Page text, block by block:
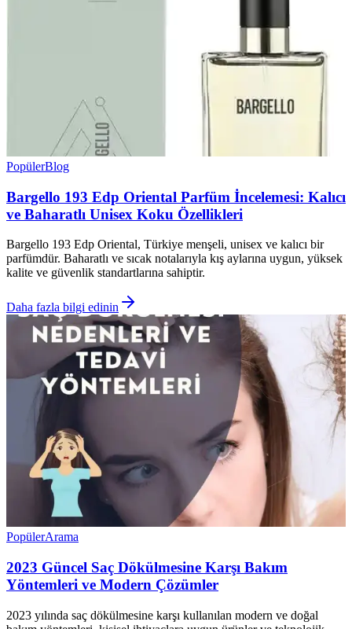
PopülerBlog
Bargello 193 Edp Oriental Parfüm İncelemesi: Kalıcı
ve Baharatlı Unisex Koku Özellikleri
Bargello 193 Edp Oriental, Türkiye menşeli, unisex ve kalıcı bir
parfümdür. Baharatlı ve sıcak notalarıyla kış aylarına uygun, yüksek
kalite ve güvenlik standartlarına sahiptir.
Daha fazla bilgi edinin
PopülerArama
2023 Güncel Saç Dökülmesine Karşı Bakım
Yöntemleri ve Modern Çözümler
2023 yılında saç dökülmesine karşı kullanılan modern ve doğal